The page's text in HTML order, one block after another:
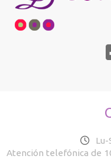
Lu-
Atención telefónica de